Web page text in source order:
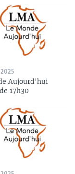
Aujourd'hui
17h30